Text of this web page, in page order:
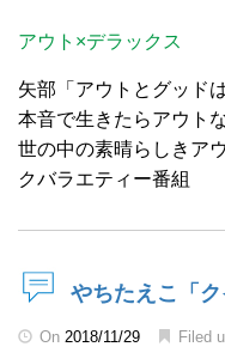
アウト×デラックス
矢部「アウトとグッド
本音で生きたらアウト
世の中の素晴らしきア
クバラエティー番組
やちたえこ「ク
On 2018/11/29 Filed